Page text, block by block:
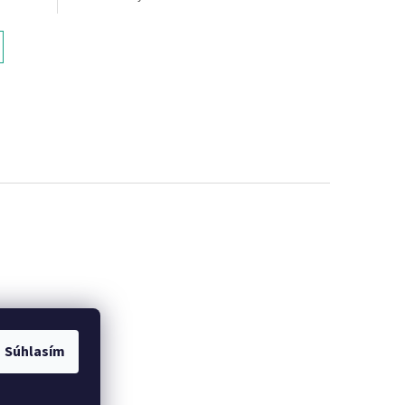
Súhlasím